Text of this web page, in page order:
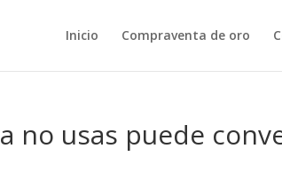
Inicio Compraventa de oro
no usas puede